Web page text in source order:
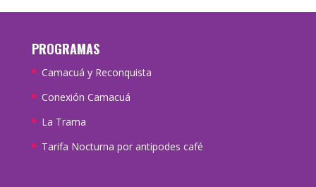
PROGRAMAS
Camacuá y Reconquista
Conexión Camacuá
La Trama
Tarifa Nocturna por antipodes café